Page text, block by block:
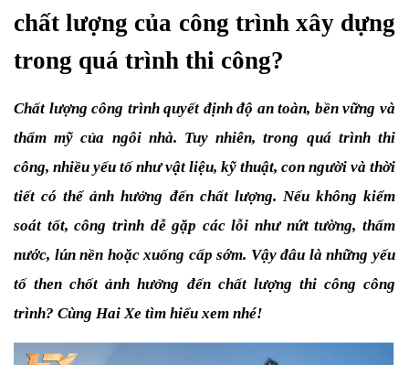
chất lượng của công trình xây dựng
trong quá trình thi công?
Chất lượng công trình quyết định độ an toàn, bền vững và
thẩm mỹ của ngôi nhà. Tuy nhiên, trong quá trình thi
công, nhiều yếu tố như vật liệu, kỹ thuật, con người và thời
tiết có thể ảnh hưởng đến chất lượng. Nếu không kiểm
soát tốt, công trình dễ gặp các lỗi như nứt tường, thấm
nước, lún nền hoặc xuống cấp sớm. Vậy đâu là những yếu
tố then chốt ảnh hưởng đến chất lượng thi công công
trình? Cùng Hai Xe tìm hiểu xem nhé!